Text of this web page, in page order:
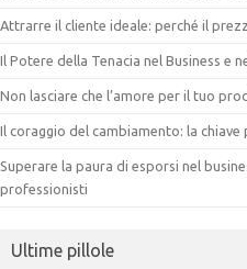
Attrarre il cliente ideale: perché il
Il Potere della Tenacia nel Business e
Non lasciare che l’amore per il tuo
Il coraggio del cambiamento: la
Superare la paura di esporsi nel
professionisti
Ultime pillole